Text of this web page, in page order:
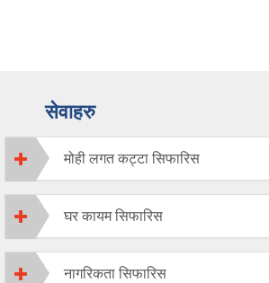
सेवाहरु
मोही लगत कट्टा सिफारिस
घर कायम सिफारिस
नागरिकता सिफारिस